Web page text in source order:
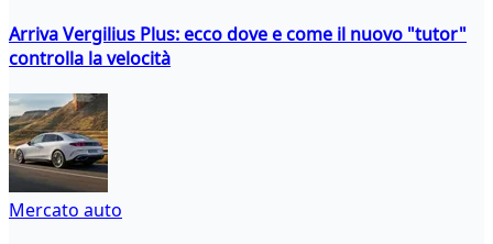
Arriva Vergilius Plus: ecco dove e come il nuovo "tutor"
controlla la velocità
Mercato auto